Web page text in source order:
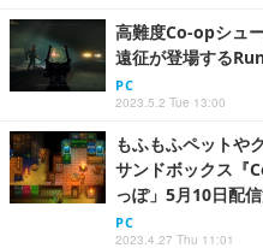
高難度Co-opシュ
遠征が登場する
PC
2023.5.2 Tue 13:00
もふもふペットや
サンドボックス『
っぽ」5月10日配
PC
2023.4.27 Thu 11:01